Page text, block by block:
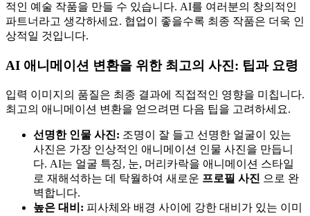
적인 예술 작품을 만들 수 있습니다. AI를 여러분의 창의적인
파트너라고 생각하세요. 협업이 좋을수록 최종 작품은 더욱 인
상적일 것입니다.
AI 애니메이션 변환을 위한 최고의 사진: 팁과 요령
입력 이미지의 품질은 최종 결과에 직접적인 영향을 미칩니다.
최고의 애니메이션 변환을 얻으려면 다음 팁을 고려하세요.
선명한 인물 사진: 조명이 잘 들고 선명한 얼굴이 있는
사진은 가장 인상적인 애니메이션 인물 사진을 만듭니
다. AI는 얼굴 특징, 눈, 머리카락을 애니메이션 스타일
로 재해석하는 데 탁월하여 새로운 프로필 사진 으로 완
벽합니다.
높은 대비: 피사체와 배경 사이에 강한 대비가 있는 이미